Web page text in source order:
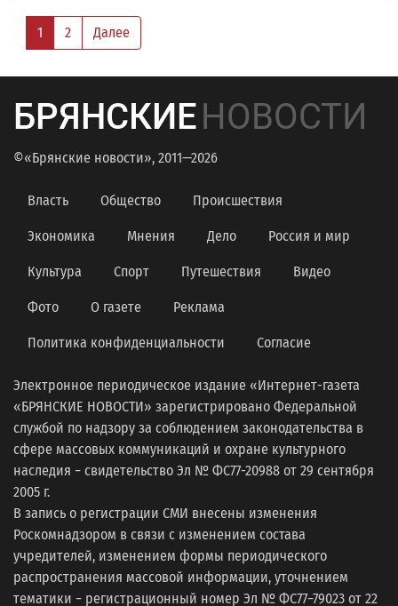
1 2 Далее
БРЯНСКИЕНОВОСТИ
©«Брянские новости», 2011—2026
Власть Общество Происшествия
Экономика Мнения Дело Россия и мир
Культура Спорт Путешествия Видео
Фото О газете Реклама
Политика конфиденциальности Согласие
Электронное периодическое издание «Интернет-газета
«БРЯНСКИЕ НОВОСТИ» зарегистрировано Федеральной
службой по надзору за соблюдением законодательства в
сфере массовых коммуникаций и охране культурного
наследия − свидетельство Эл № ФС77-20988 от 29 сентября
2005 г.
В запись о регистрации СМИ внесены изменения
Роскомнадзором в связи с изменением состава
учредителей, изменением формы периодического
распространения массовой информации, уточнением
тематики − регистрационный номер Эл № ФС77−79023 от 22